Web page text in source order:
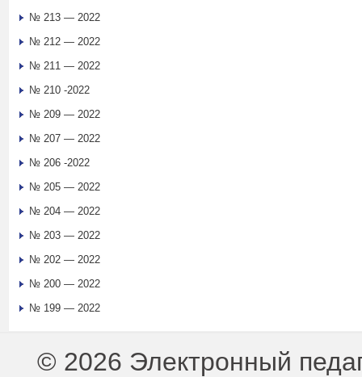
№ 213 — 2022
№ 212 — 2022
№ 211 — 2022
№ 210 -2022
№ 209 — 2022
№ 207 — 2022
№ 206 -2022
№ 205 — 2022
№ 204 — 2022
№ 203 — 2022
№ 202 — 2022
№ 200 — 2022
№ 199 — 2022
© 2026 Электронный